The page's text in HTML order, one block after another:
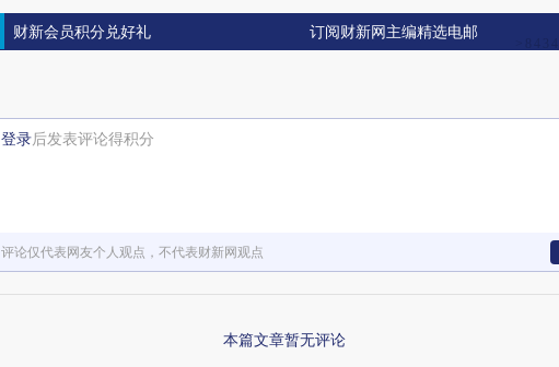
财新会员积分兑好礼 订阅财新网主编精选电邮
登录后发表评论得积分
评论仅代表网友个人观点，不代表财新网观点
本篇文章暂无评论